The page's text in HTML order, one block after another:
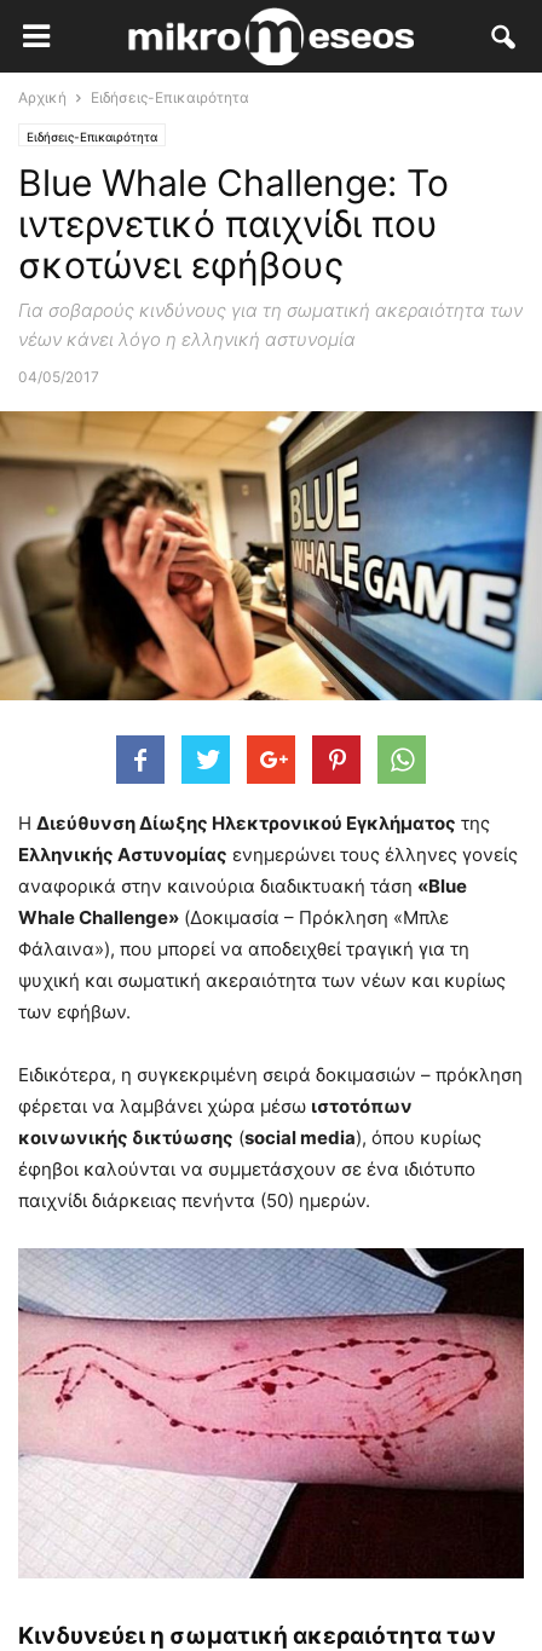
Αρχική Ειδήσεις-Επικαιρότητα
Ειδήσεις-Επικαιρότητα
Blue Whale Challenge: To
ιντερνετικό παιχνίδι που
σκοτώνει εφήβους
Για σοβαρούς κινδύνους για τη σωματική ακεραιότητα των
νέων κάνει λόγο η ελληνική αστυνομία
04/05/2017
Η Διεύθυνση Δίωξης Ηλεκτρονικού Εγκλήματος της
Ελληνικής Αστυνομίας ενημερώνει τους έλληνες γονείς
αναφορικά στην καινούρια διαδικτυακή τάση «Blue
Whale Challenge» (Δοκιμασία – Πρόκληση «Μπλε
Φάλαινα»), που μπορεί να αποδειχθεί τραγική για τη
ψυχική και σωματική ακεραιότητα των νέων και κυρίως
των εφήβων.
Ειδικότερα, η συγκεκριμένη σειρά δοκιμασιών – πρόκληση
φέρεται να λαμβάνει χώρα μέσω ιστοτόπων
κοινωνικής δικτύωσης (social media), όπου κυρίως
έφηβοι καλούνται να συμμετάσχουν σε ένα ιδιότυπο
παιχνίδι διάρκειας πενήντα (50) ημερών.
Κινδυνεύει η σωματική ακεραιότητα των